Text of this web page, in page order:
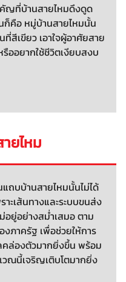
ญที่บ้านสายไหมดึงดูด
คือ หมู่บ้านสายไหมนั้น
สีเขียว เอาใจผู้อาศัยสาย
ออยากใช้ชีวิตเงียบสงบ
ยไหม
ถบบ้านสายไหมนั้นไม่ได้
ะเส้นทางและระบบขนส่ง
ยู่อย่างสม่ำเสมอ ตาม
ภาครัฐ เพื่อช่วยให้การ
ล่องตัวมากยิ่งขึ้น พร้อม
ณนี้เจริญเติบโตมากยิ่ง